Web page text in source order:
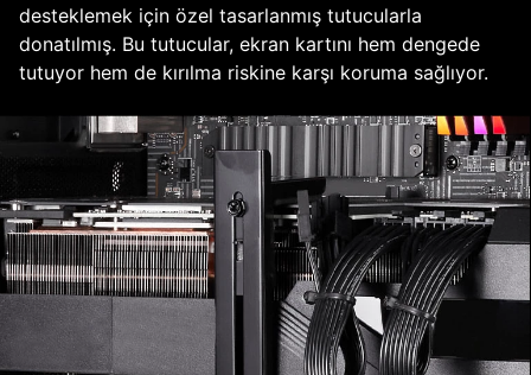
desteklemek için özel tasarlanmış tutucularla
donatılmış. Bu tutucular, ekran kartını hem dengede
tutuyor hem de kırılma riskine karşı koruma sağlıyor.